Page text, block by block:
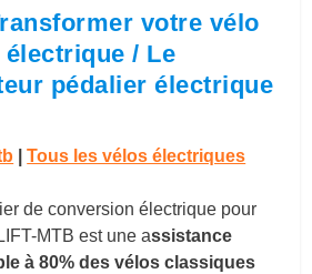
votre vélo
/ Le
pédalier électrique
|Tous les vélos électriques
de conversion électrique pour
MTB est une assistance
à 80% des vélos classiques